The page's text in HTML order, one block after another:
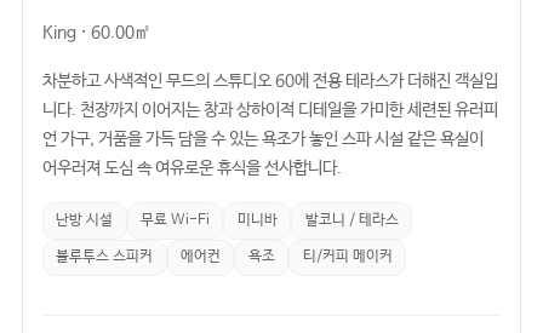
King · 60.00㎡
차분하고 사색적인 무드의 스튜디오 60에 전용 테라스가 더해진 객실입
니다. 천장까지 이어지는 창과 상하이적 디테일을 가미한 세련된 유러피
언 가구, 거품을 가득 담을 수 있는 욕조가 놓인 스파 시설 같은 욕실이
어우러져 도심 속 여유로운 휴식을 선사합니다.
난방 시설 무료 Wi-Fi 미니바 발코니 / 테라스
블루투스 스피커 에어컨 욕조 티/커피 메이커